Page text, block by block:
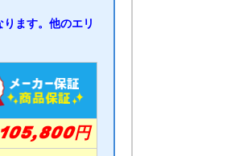
ます。他のエリ
105,800円